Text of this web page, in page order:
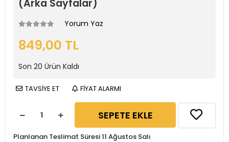
(Arka Sayfalar)
Yorum Yaz
849,00 TL
Son 20 Ürün Kaldı
TAVSİYE ET FİYAT ALARMI
SEPETE EKLE
Planlanan Teslimat Süresi 11 Ağustos Salı